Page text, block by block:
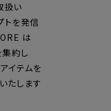
扱い
トを発信
は
集約し
イテムを
たします